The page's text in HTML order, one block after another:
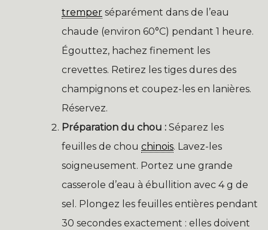
tremper séparément dans de l’eau
chaude (environ 60°C) pendant 1 heure.
Égouttez, hachez finement les
crevettes. Retirez les tiges dures des
champignons et coupez-les en lanières.
Réservez.
Préparation du chou : Séparez les
feuilles de chou chinois. Lavez-les
soigneusement. Portez une grande
casserole d’eau à ébullition avec 4 g de
sel. Plongez les feuilles entières pendant
30 secondes exactement : elles doivent